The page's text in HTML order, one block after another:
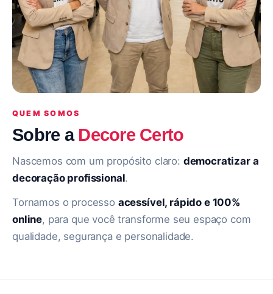
QUEM SOMOS
Sobre a Decore Certo
Nascemos com um propósito claro: democratizar a
decoração profissional.
Tornamos o processo acessível, rápido e 100%
online, para que você transforme seu espaço com
qualidade, segurança e personalidade.